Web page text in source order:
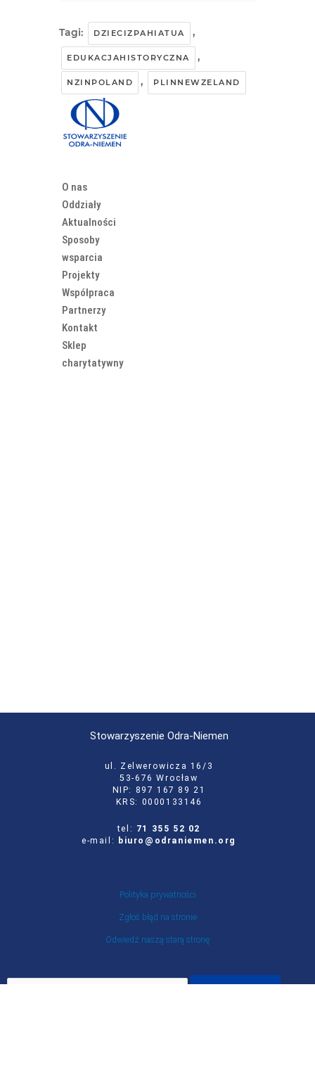
Tagi: DZIECIZPAHIATUA ,
EDUKACJAHISTORYCZNA ,
NZINPOLAND , PLINNEWZELAND
O nas
Oddziały
Aktualności
Sposoby
wsparcia
Projekty
Współpraca
Partnerzy
Kontakt
Sklep
charytatywny
Stowarzyszenie Odra-Niemen
ul. Zelwerowicza 16/3
53-676 Wrocław
NIP: 897 167 89 21
KRS: 0000133146
tel: 71 355 52 02
e-mail:
biuro@odraniemen.org
Polityka prywatności
Zgłoś błąd na stronie
Odwiedź naszą starą stronę
Szukaj